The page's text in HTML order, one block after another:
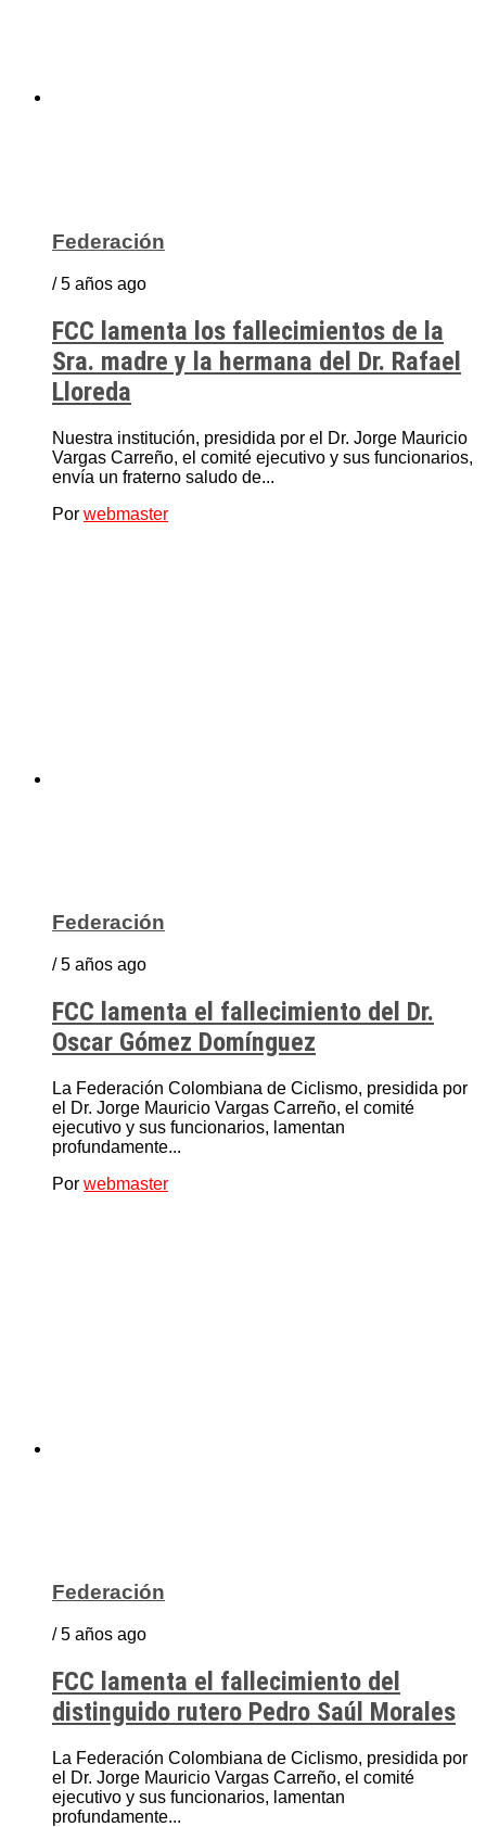
Federación
/ 5 años ago
FCC lamenta los fallecimientos de la
Sra. madre y la hermana del Dr. Rafael
Lloreda
Nuestra institución, presidida por el Dr. Jorge Mauricio
Vargas Carreño, el comité ejecutivo y sus funcionarios,
envía un fraterno saludo de...
Por webmaster
Federación
/ 5 años ago
FCC lamenta el fallecimiento del Dr.
Oscar Gómez Domínguez
La Federación Colombiana de Ciclismo, presidida por
el Dr. Jorge Mauricio Vargas Carreño, el comité
ejecutivo y sus funcionarios, lamentan
profundamente...
Por webmaster
Federación
/ 5 años ago
FCC lamenta el fallecimiento del
distinguido rutero Pedro Saúl Morales
La Federación Colombiana de Ciclismo, presidida por
el Dr. Jorge Mauricio Vargas Carreño, el comité
ejecutivo y sus funcionarios, lamentan
profundamente...